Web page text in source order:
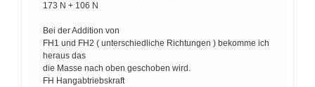
173 N + 106 N
Bei der Addition von
FH1 und FH2 ( unterschiedliche Richtungen ) bekomme ich
heraus das
die Masse nach oben geschoben wird.
FH Hangabtriebskraft